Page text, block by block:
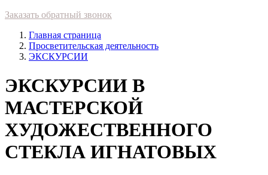
Заказать обратный звонок
Главная страница
Просветительская деятельность
ЭКСКУРСИИ
ЭКСКУРСИИ В
МАСТЕРСКОЙ
ХУДОЖЕСТВЕННОГО
СТЕКЛА ИГНАТОВЫХ